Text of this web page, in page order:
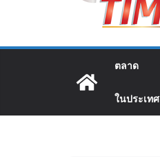
ตลาด
ในประเทศ